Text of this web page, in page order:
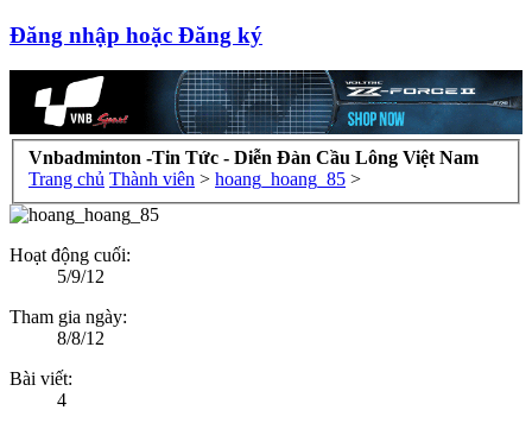
Đăng nhập hoặc Đăng ký
Vnbadminton -Tin Tức - Diễn Đàn Cầu Lông Việt Nam
Trang chủ Thành viên > hoang_hoang_85 >
Hoạt động cuối:
5/9/12
Tham gia ngày:
8/8/12
Bài viết:
4